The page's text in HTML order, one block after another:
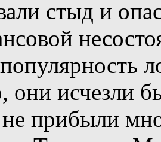
стыд и
они исчезли
прибыли